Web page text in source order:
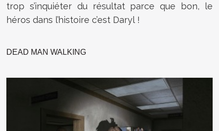
trop s’inquiéter du résultat parce que bon, le
héros dans l’histoire c’est Daryl !
DEAD MAN WALKING